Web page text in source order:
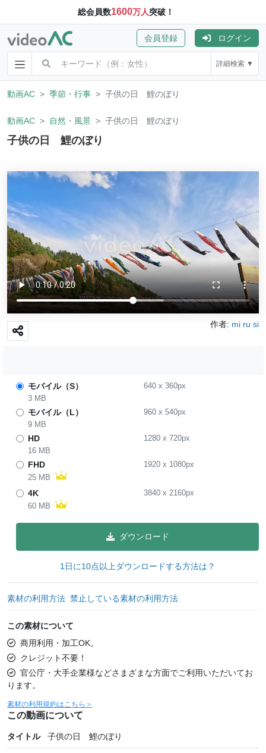
総会員数1600万人突破！
会員登録 ログイン
詳細検索 ▼
動画AC 季節・行事 子供の日 鯉のぼり
動画AC 自然・風景 子供の日 鯉のぼり
子供の日 鯉のぼり
作者: mi ru si
モバイル（S） 640x 360px
3 MB
モバイル（L） 960x 540px
9 MB
HD 1280x 720px
16 MB
FHD 1920x 1080px
25 MB
4K 3840x 2160px
60 MB
ダウンロード
1日に10点以上ダウンロードする方法は？
素材の利用方法 禁止している素材の利用方法
この素材について
商用利用・加工OK。
クレジット不要！
官公庁・大手企業様などさまざまな方面でご利用いただいてお
ります。
素材の利用規約はこちら＞
この動画について
タイトル 子供の日 鯉のぼり